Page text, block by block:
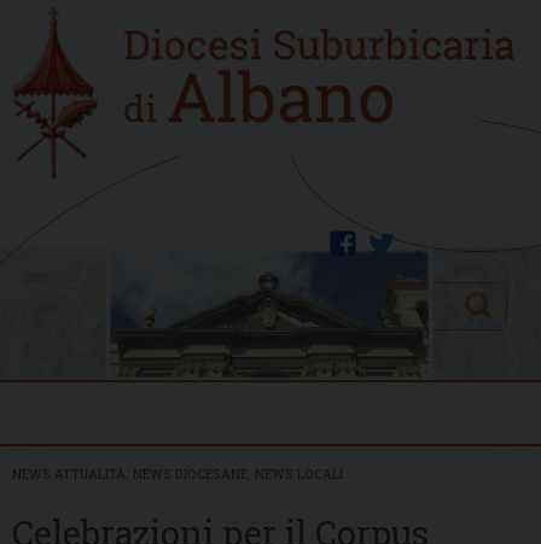
content
Home
new
twitter
facebook
Search
NEWS ATTUALITÀ NEWS DIOCESANE NEWS LOCALI
Celebrazioni per il Corpus